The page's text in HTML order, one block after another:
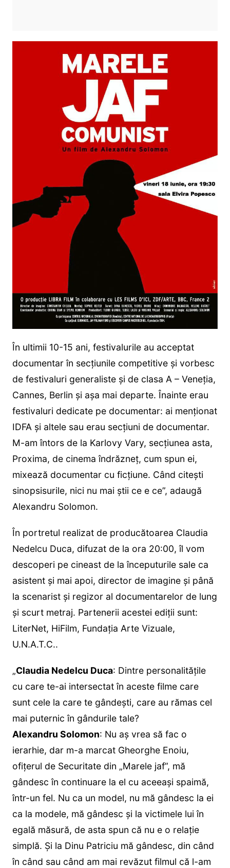
În ultimii 10-15 ani, festivalurile au acceptat
documentar în secțiunile competitive și vorbesc
de festivaluri generaliste și de clasa A – Veneția,
Cannes, Berlin și așa mai departe. Înainte erau
festivaluri dedicate pe documentar: ai menționat
IDFA și altele sau erau secțiuni de documentar.
M-am întors de la Karlovy Vary, secțiunea asta,
Proxima, de cinema îndrăzneț, cum spun ei,
mixează documentar cu ficțiune. Când citești
sinopsisurile, nici nu mai știi ce e ce”, adaugă
Alexandru Solomon.
În portretul realizat de producătoarea Claudia
Nedelcu Duca, difuzat de la ora 20:00, îl vom
descoperi pe cineast de la începuturile sale ca
asistent şi mai apoi, director de imagine şi până
la scenarist şi regizor al documentarelor de lung
şi scurt metraj. Partenerii acestei ediții sunt:
LiterNet, HiFilm, Fundația Arte Vizuale,
U.N.A.T.C..
„Claudia Nedelcu Duca: Dintre personalitățile
cu care te-ai intersectat în aceste filme care
sunt cele la care te gândești, care au rămas cel
mai puternic în gândurile tale?
Alexandru Solomon: Nu aș vrea să fac o
ierarhie, dar m-a marcat Gheorghe Enoiu,
ofițerul de Securitate din „Marele jaf”, mă
gândesc în continuare la el cu aceeași spaimă,
într-un fel. Nu ca un model, nu mă gândesc la ei
ca la modele, mă gândesc și la victimele lui în
egală măsură, de asta spun că nu e o relație
simplă. Și la Dinu Patriciu mă gândesc, din când
în când sau când am mai revăzut filmul că l-am